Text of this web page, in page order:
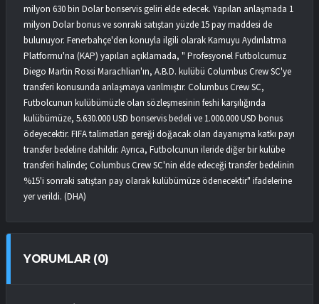
milyon 630 bin Dolar bonservis geliri elde edecek. Yapılan anlaşmada 1
milyon Dolar bonus ve sonraki satıştan yüzde 15 pay maddesi de
bulunuyor. Fenerbahçe'den konuyla ilgili olarak Kamuyu Aydınlatma
Platformu'na (KAP) yapılan açıklamada, " Profesyonel Futbolcumuz
Diego Martin Rossi Marachlian'ın, A.B.D. kulübü Columbus Crew SC'ye
transferi konusunda anlaşmaya varılmıştır. Columbus Crew SC,
Futbolcunun kulübümüzle olan sözleşmesinin feshi karşılığında
kulübümüze, 5.630.000 USD bonservis bedeli ve 1.000.000 USD bonus
ödeyecektir. FIFA talimatları gereği doğacak olan dayanışma katkı payı
transfer bedeline dahildir. Ayrıca, Futbolcunun ileride diğer bir kulübe
transferi halinde; Columbus Crew SC'nin elde edeceği transfer bedelinin
%15'i sonraki satıştan pay olarak kulübümüze ödenecektir" ifadelerine
yer verildi. (DHA)
YORUMLAR (0)